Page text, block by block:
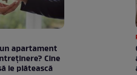
apartament
Cine
le plătească